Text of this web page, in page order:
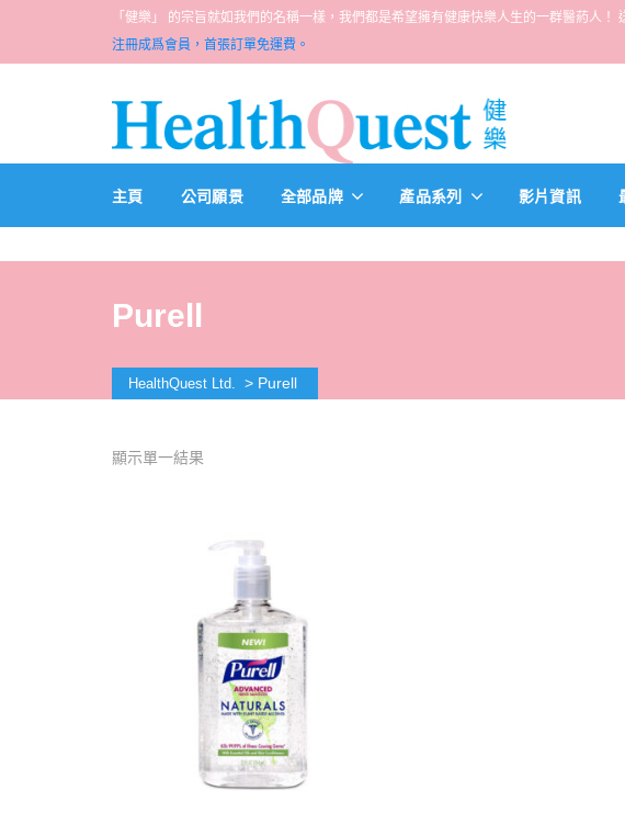
「健樂」 的宗旨就如我們的名稱一樣，我們都是希望擁有健康快樂人生的一群醫葯人
注冊成爲會員，首張訂單免運費。
主頁 公司願景 全部品牌 產品系列 影片資訊
Purell
HealthQuest Ltd. > Purell
顯示單一結果